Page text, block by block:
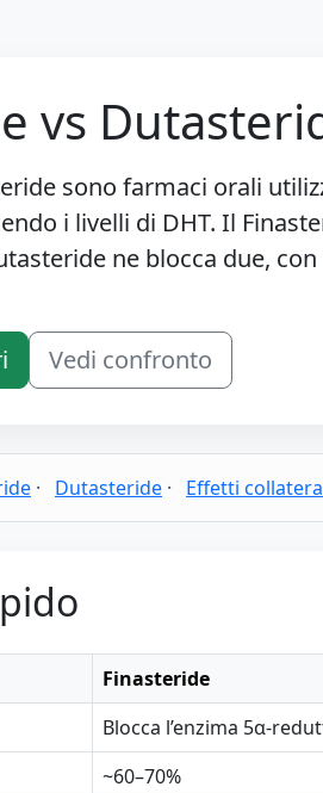
vs
sono farmaci orali
i livelli di DHT. Il
ne blocca due,
Vedi confronto
· Dutasteride · Effetti
Finasteride
Blocca l’enzima 5α-
~60–70%